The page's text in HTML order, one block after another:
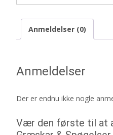
Anmeldelser (0)
Anmeldelser
Der er endnu ikke nogle
Vær den første til at